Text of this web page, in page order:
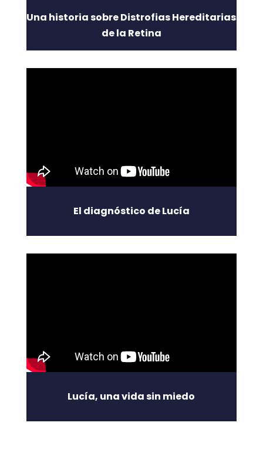
Una historia sobre Distrofias Hereditarias
de la Retina
El diagnóstico de Lucía
Lucía, una vida sin miedo